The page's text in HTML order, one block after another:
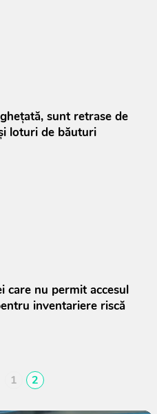
sunt retrase de
loturi de băuturi
care nu permit accesul
inventariere riscă
1 2